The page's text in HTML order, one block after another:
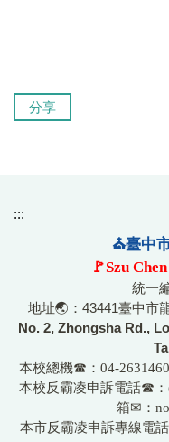
分享
:::
⛪臺中
🚩Szu
統一
地址🌏：43441臺中市
No. 2, Zhongsha Rd.,
本校總機☎ ：04-
本校反霸凌申訴電話☎
箱✉ ：
本市反霸凌申訴專線電話